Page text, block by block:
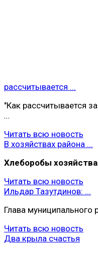
рассчитывается ...
"Как рассчитывается
...
Читать всю новость
В хозяйствах района ...
Хлеборобы
Читать всю новость
Ильдар Тазутдинов: ...
Глава муниципального
Читать всю новость
Два крыла счастья